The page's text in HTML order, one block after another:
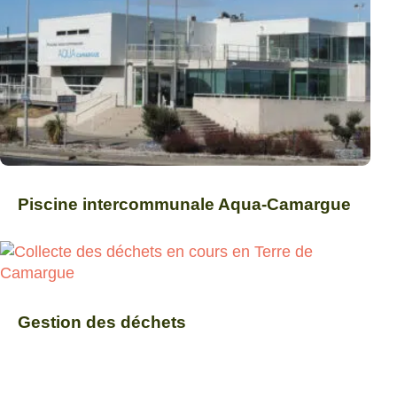
Piscine intercommunale Aqua-Camargue
Gestion des déchets